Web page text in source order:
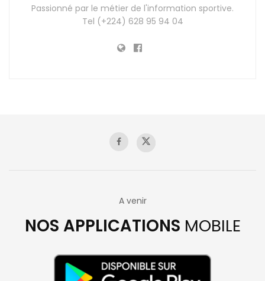
Passionné par le métier de l'information sportive.
Tel (+224) 628 95 94 04
A venir
NOS APPLICATIONS MOBILE